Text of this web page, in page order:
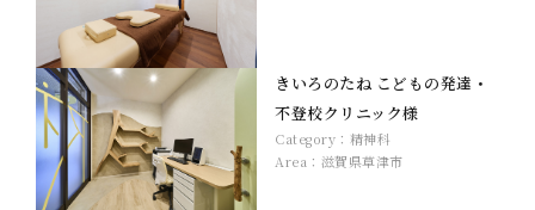
きいろのたね こどもの発達・
不登校クリニック様
Category： 精神科
Area： 滋賀県草津市